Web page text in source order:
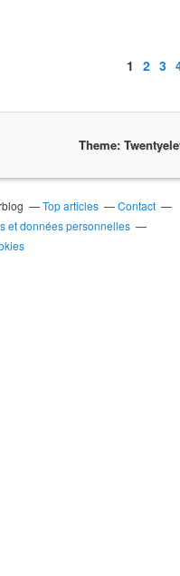
1 2 3
Theme:
Top articles
Contact
et données personnelles